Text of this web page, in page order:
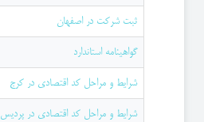
ثبت شرکت در اصفهان
گواهینامه استاندارد
شرایط و مراحل کد اقتصادی در کرج
شرایط و مراحل کد اقتصادی در پردیس